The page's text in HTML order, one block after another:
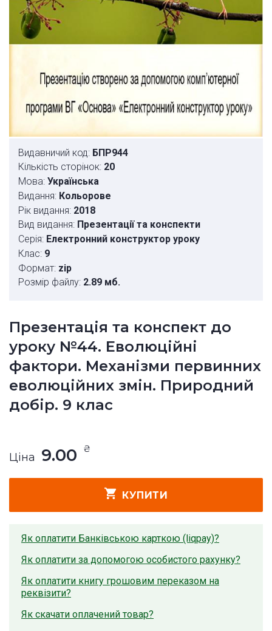
Видавничий код: БПР944
Кількість сторінок: 20
Мова: Українська
Видання: Кольорове
Рік видання: 2018
Вид видання: Презентації та конспекти
Серія: Електронний конструктор уроку
Клас: 9
Формат: zip
Розмір файлу: 2.89 мб.
Презентація та конспект до
уроку №44. Еволюційні
фактори. Механізми первинних
еволюційних змін. Природний
добір. 9 клас
Ціна 9.00 ₴
КУПИТИ
Як оплатити Банківською карткою (liqpay)?
Як оплатити за допомогою особистого рахунку?
Як оплатити книгу грошовим переказом на
реквізити?
Як скачати оплачений товар?